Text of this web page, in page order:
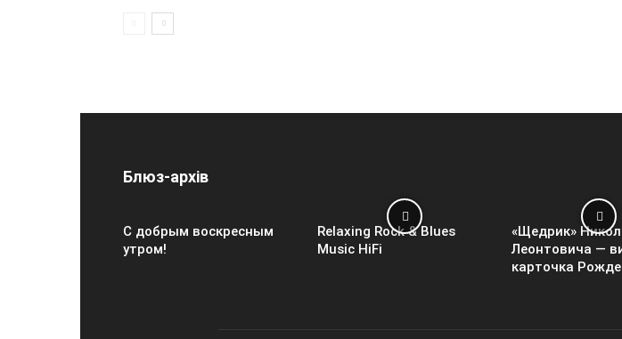
Блюз-архів
С добрым воскресным
утром!
Relaxing Rock & Blues
Music HiFi
«Щедрик»
Леонтовича —
карточка